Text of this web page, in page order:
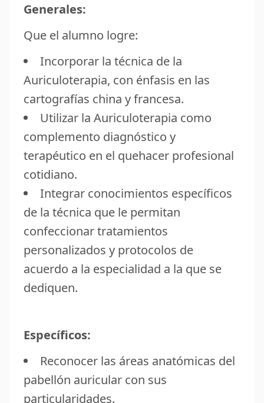
Generales:
Que el alumno logre:
Incorporar la técnica de la
Auriculoterapia, con énfasis en las
cartografías china y francesa.
Utilizar la Auriculoterapia como
complemento diagnóstico y
terapéutico en el quehacer profesional
cotidiano.
Integrar conocimientos específicos
de la técnica que le permitan
confeccionar tratamientos
personalizados y protocolos de
acuerdo a la especialidad a la que se
dediquen.
Específicos:
Reconocer las áreas anatómicas del
pabellón auricular con sus
particularidades.